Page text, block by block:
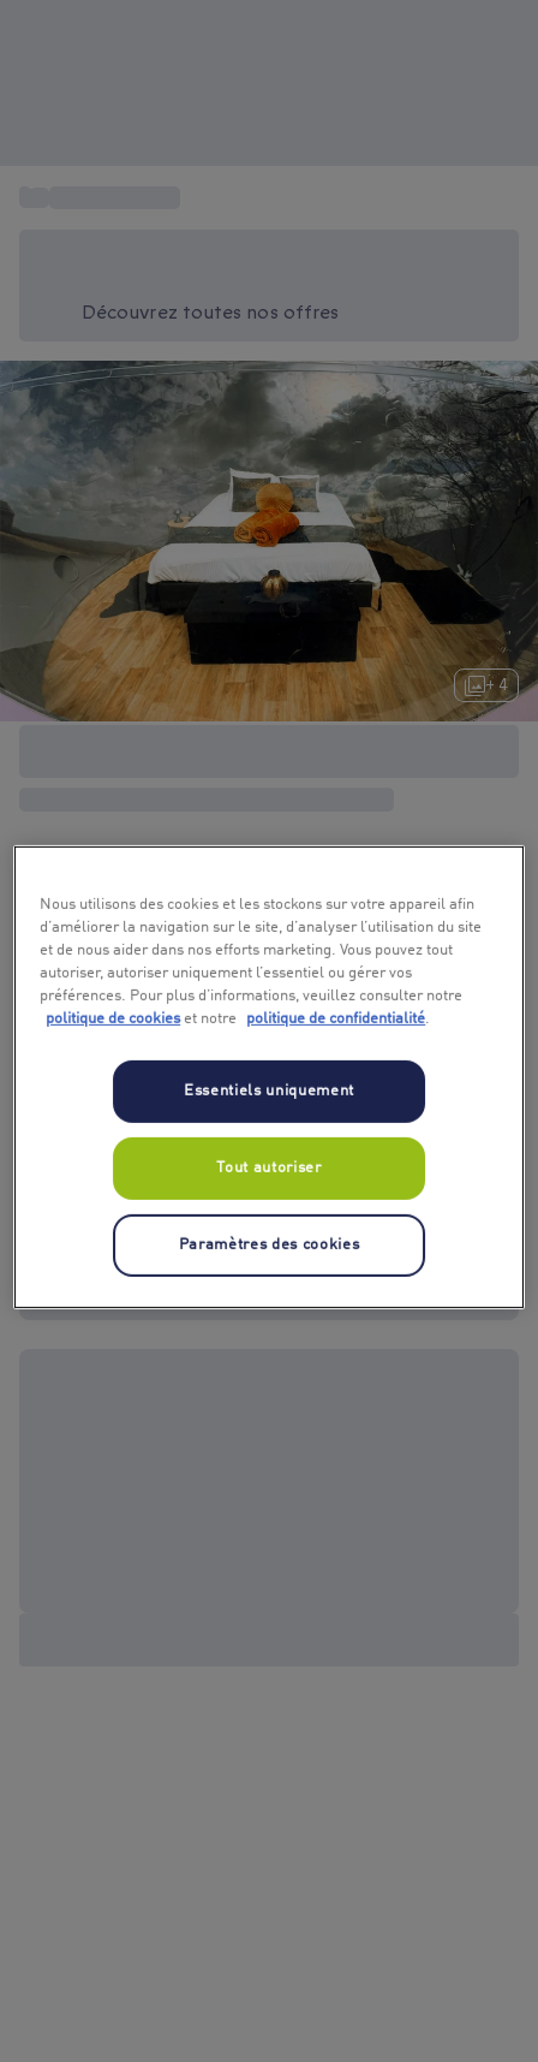
Découvrez toutes nos offres
+ 4
Nous utilisons des cookies et les stockons sur votre appareil afin
d’améliorer la navigation sur le site, d’analyser l’utilisation du site
et de nous aider dans nos efforts marketing. Vous pouvez tout
autoriser, autoriser uniquement l’essentiel ou gérer vos
préférences. Pour plus d’informations, veuillez consulter notre
politique de cookieset notre politique de confidentialité
Essentiels uniquement
Tout autoriser
Paramètres des cookies